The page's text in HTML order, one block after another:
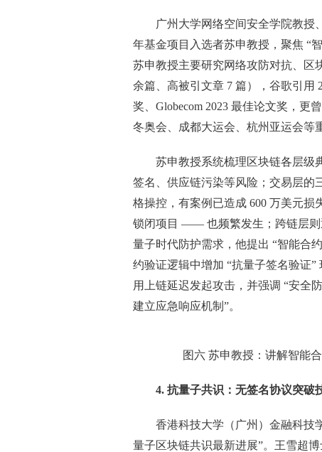
广州大学网络空间安全学院教授
年基金项目入选者苏申教授，聚焦 “
苏申教授主要研究网络攻防对抗、区
余篇、高被引文章 7 篇），谷歌引用
奖、Globecom 2023 最佳论文奖，更
冬奥会、成都大运会、杭州亚运会等
苏申教授系统梳理区块链各层级
签名、供应链污染等风险；交易层的
格操控，有案例已造成 600 万美元
锁闭项目 —— 也频繁发生；跨链层则
量子时代防护需求，他提出 “智能合
约验证逻辑中增加 “抗量子签名验证
用上链延迟发起攻击，并强调 “安
建立应急响应机制”。
图六 苏申教授：讲解智能
4. 抗量子共识：无签名协议突破
香港科技大学（广州）金融科技
量子区块链共识最新进展”。王雪超